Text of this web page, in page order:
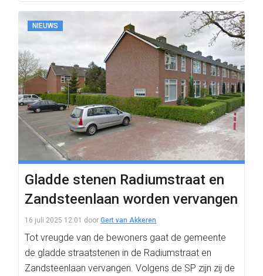
NIEUWS
Gladde stenen Radiumstraat en
Zandsteenlaan worden vervangen
16 juli 2025 12:01 door Gert van Akkeren
Tot vreugde van de bewoners gaat de gemeente
de gladde straatstenen in de Radiumstraat en
Zandsteenlaan vervangen. Volgens de SP zijn zij de